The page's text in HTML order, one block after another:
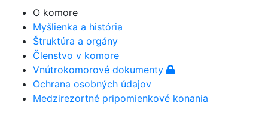
O komore
Myšlienka a história
Štruktúra a orgány
Členstvo v komore
Vnútrokomorové dokumenty
Ochrana osobných údajov
Medzirezortné pripomienkové konania